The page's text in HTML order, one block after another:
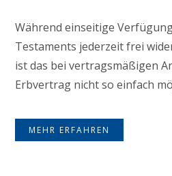
Während einseitige
Testaments jederzeit frei
ist das bei vertragsmäßigen
Erbvertrag nicht so einfach
MEHR ERFAHREN